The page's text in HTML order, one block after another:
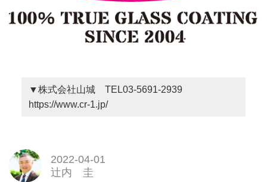
▼株式会社山城 TEL03-5691-2939
https://www.cr-1.jp/
2022-04-01
辻内 圭